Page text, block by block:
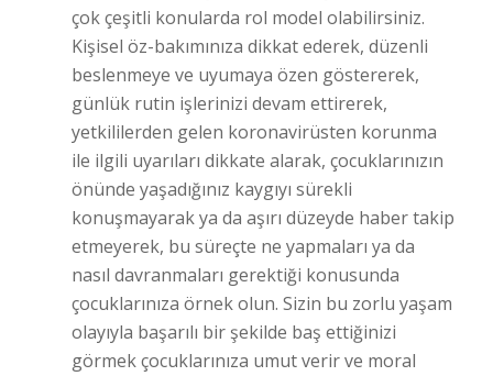
çok çeşitli konularda rol model olabilirsiniz.
Kişisel öz-bakımınıza dikkat ederek, düzenli
beslenmeye ve uyumaya özen göstererek,
günlük rutin işlerinizi devam ettirerek,
yetkililerden gelen koronavirüsten korunma
ile ilgili uyarıları dikkate alarak, çocuklarınızın
önünde yaşadığınız kaygıyı sürekli
konuşmayarak ya da aşırı düzeyde haber takip
etmeyerek, bu süreçte ne yapmaları ya da
nasıl davranmaları gerektiği konusunda
çocuklarınıza örnek olun. Sizin bu zorlu yaşam
olayıyla başarılı bir şekilde baş ettiğinizi
görmek çocuklarınıza umut verir ve moral